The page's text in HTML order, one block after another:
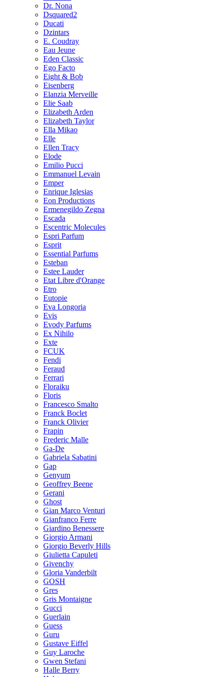
Dr. Nona
Dsquared2
Ducati
Dzintars
E. Coudray
Eau Jeune
Eden Classic
Ego Facto
Eight & Bob
Eisenberg
Elanzia Merveille
Elie Saab
Elizabeth Arden
Elizabeth Taylor
Ella Mikao
Elle
Ellen Tracy
Elode
Emilio Pucci
Emmanuel Levain
Emper
Enrique Iglesias
Eon Productions
Ermenegildo Zegna
Escada
Escentric Molecules
Espri Parfum
Esprit
Essential Parfums
Esteban
Estee Lauder
Etat Libre d'Orange
Etro
Eutopie
Eva Longoria
Evis
Evody Parfums
Ex Nihilo
Exte
FCUK
Fendi
Feraud
Ferrari
Floraiku
Floris
Francesco Smalto
Franck Boclet
Franck Olivier
Frapin
Frederic Malle
Ga-De
Gabriela Sabatini
Gap
Genyum
Geoffrey Beene
Gerani
Ghost
Gian Marco Venturi
Gianfranco Ferre
Giardino Benessere
Giorgio Armani
Giorgio Beverly Hills
Giulietta Capuleti
Givenchy
Gloria Vanderbilt
GOSH
Gres
Gris Montaigne
Gucci
Guerlain
Guess
Guru
Gustave Eiffel
Guy Laroche
Gwen Stefani
Halle Berry